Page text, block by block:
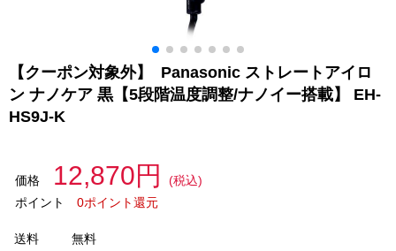
【クーポン対象外】 Panasonic ストレートアイロ
ン ナノケア 黒【5段階温度調整/ナノイー搭載】 EH-
HS9J-K
価格 12,870円
(税込)
ポイント
0ポイント還元
送料
無料